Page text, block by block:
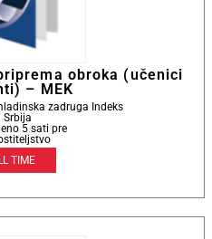
obroka (učenici
– MEK
zadruga Indeks
Srbija
5 sati pre
TIME